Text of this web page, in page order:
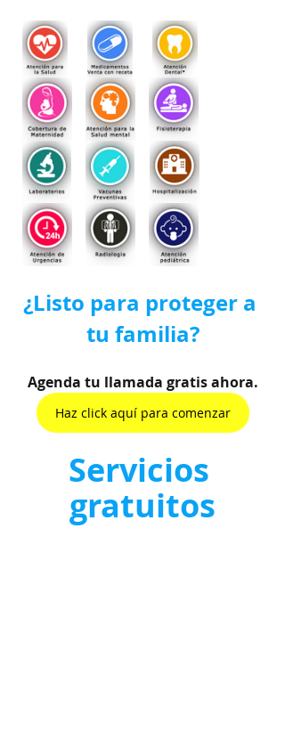
¿Listo para proteger a
tu familia?
Agenda tu llamada gratis ahora.
Haz click aquí para comenzar
Servicios
gratuitos